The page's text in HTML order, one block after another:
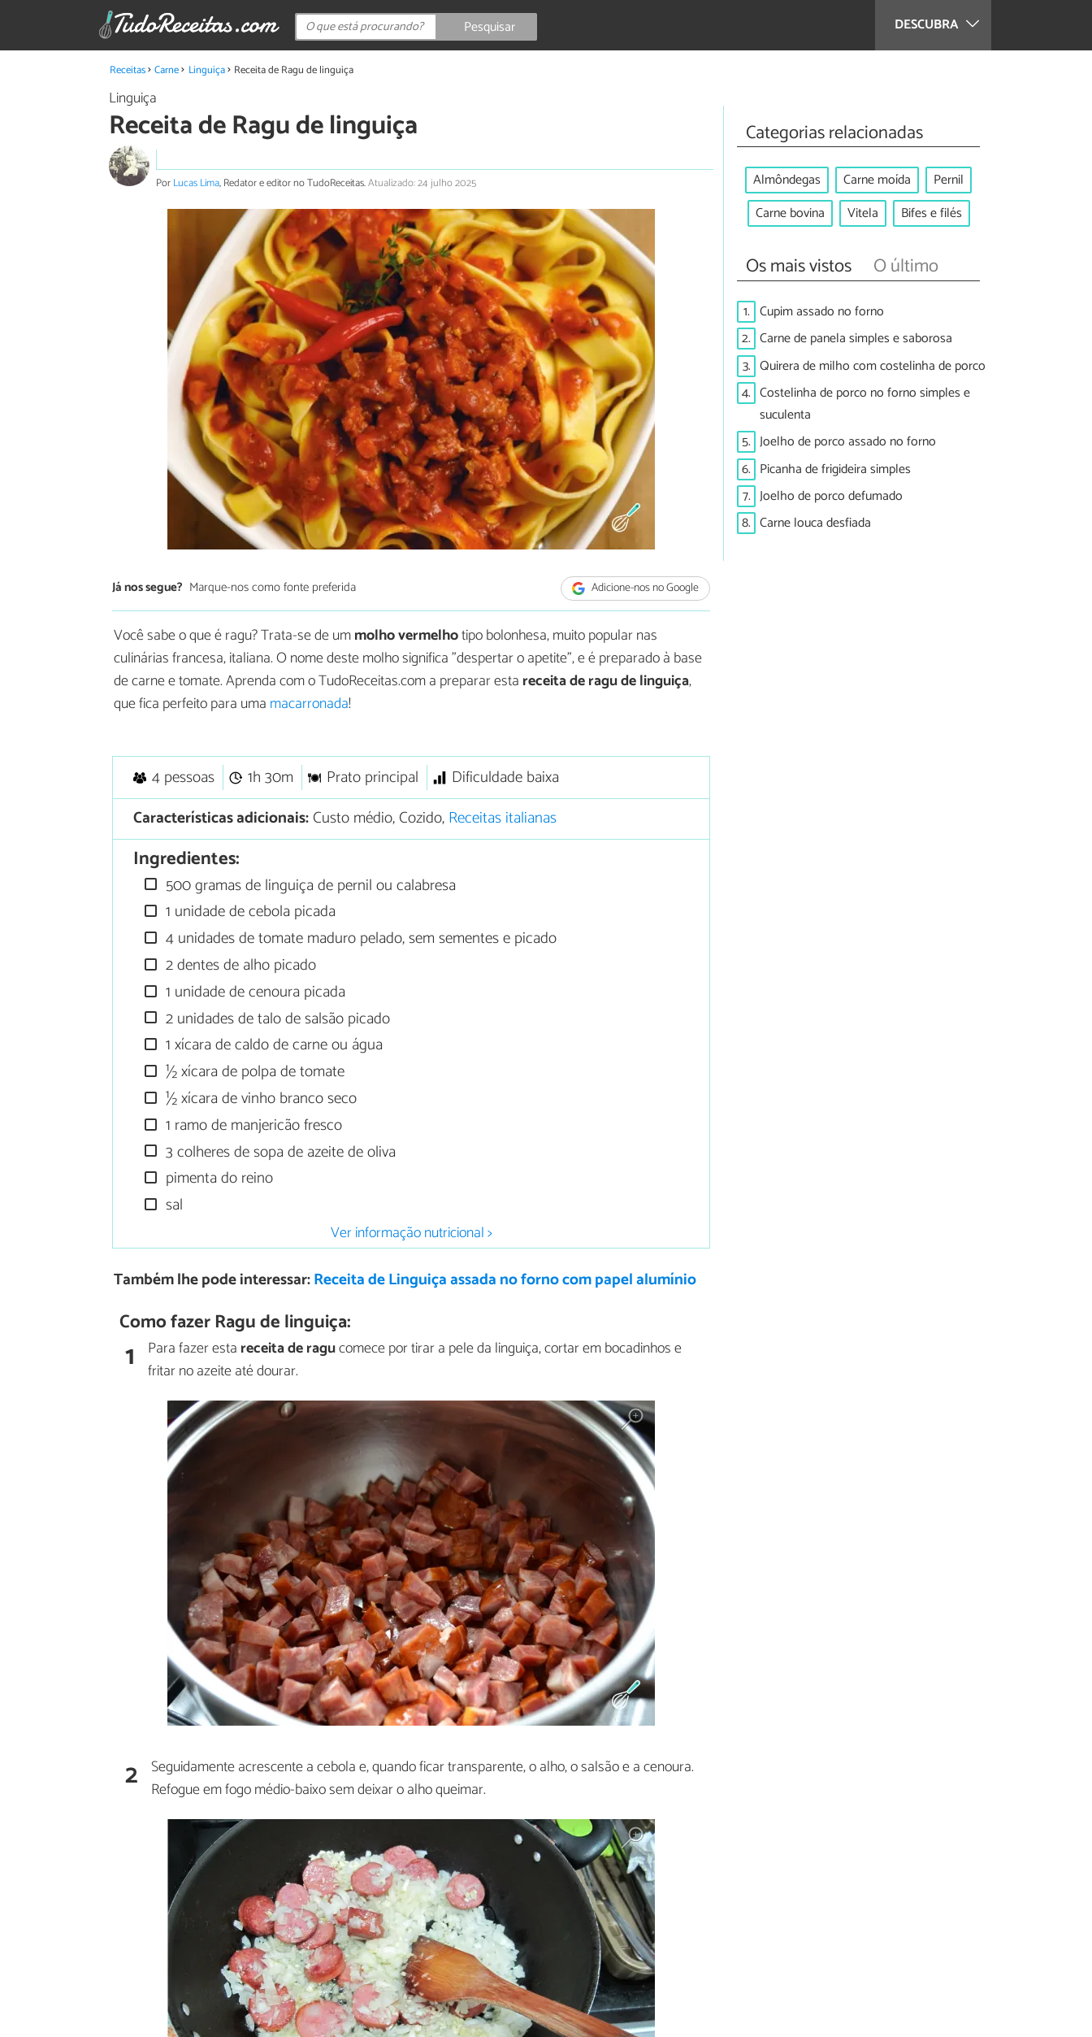
DESCUBRA
Pesquisar
Receitas Carne Linguiça Receita de Ragu de linguiça
Linguiça
Receita de Ragu de linguiça
PorLucas Lima, Redator e editor no TudoReceitas.Atualizado: 24 julho 2025
Já nos segue? Marque-nos como fonte preferida Adicione-nos no Google
Você sabe o que é ragu? Trata-se de ummolho vermelhotipo bolonhesa, muito popular nas
culinárias francesa, italiana. O nome deste molho significa "despertar o apetite", e é preparado à base
de carne e tomate. Aprenda com o TudoReceitas.com a preparar esta receita de ragu de linguiça,
que fica perfeito para uma macarronada!
4 pessoas 1h 30m Prato principal
Dificuldade baixa
Características adicionais:Custo médio, Cozido,Receitas italianas
Ingredientes:
500 gramas de linguiça de pernil ou calabresa
1 unidade de cebola picada
4 unidades de tomate maduro pelado, sem sementes e picado
2 dentes de alho picado
1 unidade de cenoura picada
2 unidades de talo de salsão picado
1 xícara de caldo de carne ou água
½ xícara de polpa de tomate
½ xícara de vinho branco seco
1 ramo de manjericão fresco
3 colheres de sopa de azeite de oliva
pimenta do reino
sal
Ver informação nutricional >
Também lhe pode interessar:Receita de Linguiça assada no forno com papel alumínio
Como fazer Ragu de linguiça:
1 Para fazer esta receita de ragucomece por tirar a pele da linguiça, cortar em bocadinhos e
fritar no azeite até dourar.
2 Seguidamente acrescente a cebola e, quando ficar transparente, o alho, o salsão e a cenoura.
Refogue em fogo médio-baixo sem deixar o alho queimar.
Categorias relacionadas
Almôndegas Carne moída
Pernil
Carne bovina
Vitela Bifes e filés
Os mais vistos O último
1. Cupim assado no forno
2. Carne de panela simples e saborosa
3. Quirera de milho com costelinha de porco
4. Costelinha de porco no forno simples e
suculenta
5. Joelho de porco assado no forno
6. Picanha de frigideira simples
7. Joelho de porco defumado
8. Carne louca desfiada